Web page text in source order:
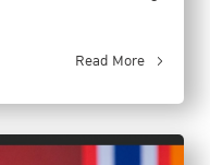
Read More